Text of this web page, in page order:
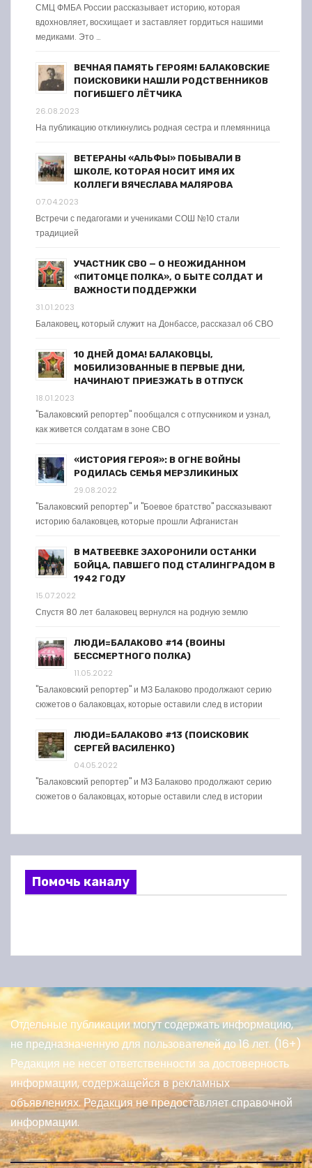
СМЦ ФМБА России рассказывает историю, которая
вдохновляет, восхищает и заставляет гордиться нашими
медиками. Это …
ВЕЧНАЯ ПАМЯТЬ ГЕРОЯМ! БАЛАКОВСКИЕ
ПОИСКОВИКИ НАШЛИ РОДСТВЕННИКОВ
ПОГИБШЕГО ЛЁТЧИКА
26.08.2023
На публикацию откликнулись родная сестра и племянница
ВЕТЕРАНЫ «АЛЬФЫ» ПОБЫВАЛИ В
ШКОЛЕ, КОТОРАЯ НОСИТ ИМЯ ИХ
КОЛЛЕГИ ВЯЧЕСЛАВА МАЛЯРОВА
07.04.2023
Встречи с педагогами и учениками СОШ №10 стали
традицией
УЧАСТНИК СВО — О НЕОЖИДАННОМ
«ПИТОМЦЕ ПОЛКА», О БЫТЕ СОЛДАТ И
ВАЖНОСТИ ПОДДЕРЖКИ
31.01.2023
Балаковец, который служит на Донбассе, рассказал об СВО
10 ДНЕЙ ДОМА! БАЛАКОВЦЫ,
МОБИЛИЗОВАННЫЕ В ПЕРВЫЕ ДНИ,
НАЧИНАЮТ ПРИЕЗЖАТЬ В ОТПУСК
18.01.2023
"Балаковский репортер" пообщался с отпускником и узнал,
как живется солдатам в зоне СВО
«ИСТОРИЯ ГЕРОЯ»: В ОГНЕ ВОЙНЫ
РОДИЛАСЬ СЕМЬЯ МЕРЗЛИКИНЫХ
29.08.2022
"Балаковский репортер" и "Боевое братство" рассказывают
историю балаковцев, которые прошли Афганистан
В МАТВЕЕВКЕ ЗАХОРОНИЛИ ОСТАНКИ
БОЙЦА, ПАВШЕГО ПОД СТАЛИНГРАДОМ В
1942 ГОДУ
15.07.2022
Спустя 80 лет балаковец вернулся на родную землю
ЛЮДИ=БАЛАКОВО #14 (ВОИНЫ
БЕССМЕРТНОГО ПОЛКА)
11.05.2022
"Балаковский репортер" и МЗ Балаково продолжают серию
сюжетов о балаковцах, которые оставили след в истории
ЛЮДИ=БАЛАКОВО #13 (ПОИСКОВИК
СЕРГЕЙ ВАСИЛЕНКО)
04.05.2022
"Балаковский репортер" и МЗ Балаково продолжают серию
сюжетов о балаковцах, которые оставили след в истории
Помочь каналу
Отдельные публикации могут содержать информацию,
не предназначенную для пользователей до 16 лет. (16+)
Редакция не несет ответственности за достоверность
информации, содержащейся в рекламных
объявлениях. Редакция не предоставляет справочной
информации.